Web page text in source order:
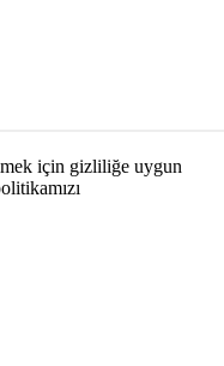
için gizliliğe uygun